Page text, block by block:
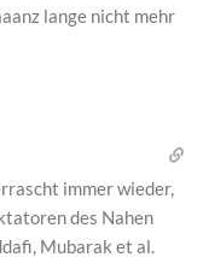
lange nicht mehr
immer wieder,
des Nahen
Mubarak et al.